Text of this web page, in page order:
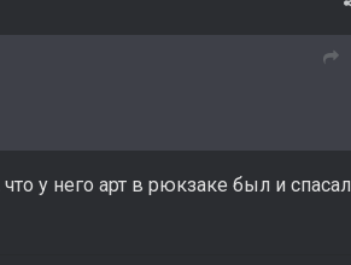
у него арт в рюкзаке был и спасал